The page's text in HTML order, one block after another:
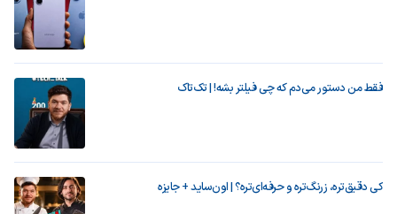
فقط من دستور می‌دم که چی فیلتر بشه! | تک‌تاک
کی دقیق‌تره، زرنگ‌تره و حرفه‌ای‌تره؟ | اون‌ساید + جایزه